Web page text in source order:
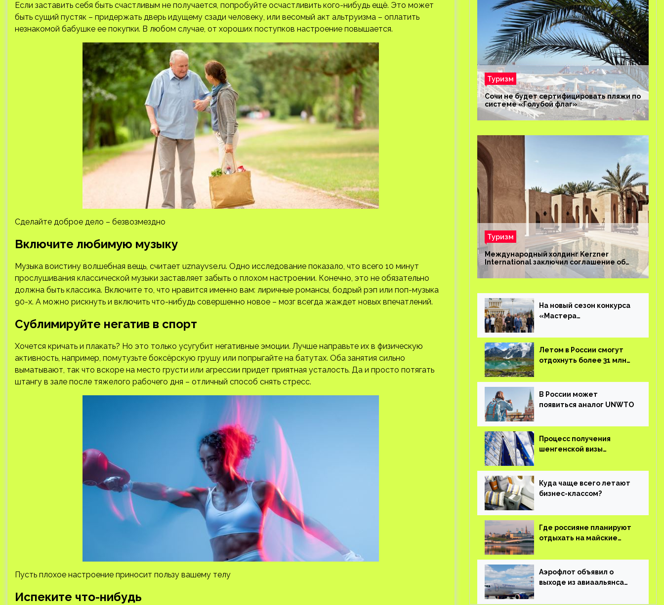
Если заставить себя быть счастливым не получается, попробуйте осчастливить кого-нибудь ещё. Это может
быть сущий пустяк – придержать дверь идущему сзади человеку, или весомый акт альтруизма – оплатить
незнакомой бабушке ее покупки. В любом случае, от хороших поступков настроение повышается.
Сделайте доброе дело – безвозмездно
Включите любимую музыку
Музыка воистину волшебная вещь, считает uznayvse.ru. Одно исследование показало, что всего 10 минут
прослушивания классической музыки заставляет забыть о плохом настроении. Конечно, это не обязательно
должна быть классика. Включите то, что нравится именно вам: лиричные романсы, бодрый рэп или поп-музыка
90-х. А можно рискнуть и включить что-нибудь совершенно новое – мозг всегда жаждет новых впечатлений.
Сублимируйте негатив в спорт
Хочется кричать и плакать? Но это только усугубит негативные эмоции. Лучше направьте их в физическую
активность, например, помутузьте боксёрскую грушу или попрыгайте на батутах. Оба занятия сильно
выматывают, так что вскоре на место грусти или агрессии придет приятная усталость. Да и просто потягать
штангу в зале после тяжелого рабочего дня – отличный способ снять стресс.
Пусть плохое настроение приносит пользу вашему телу
Испеките что-нибудь
Туризм
Сочи не будет сертифицировать пляжи по
системе «Голубой флаг»
Туризм
Международный холдинг Kerzner
International заключил соглашение об
управлении курортом Bab Al Shams Desert
Resort в Дубае
На новый сезон конкурса
«Мастера
поступило более 36 тысяч
заявок
Летом в России смогут
отдохнуть более 31 млн
В России может
появиться аналог UNWTO
Процесс получения
шенгенской визы
Куда чаще всего летают
бизнес-классом?
Где россияне планируют
отдыхать на майские
Аэрофлот объявил о
выходе из авиаальянса